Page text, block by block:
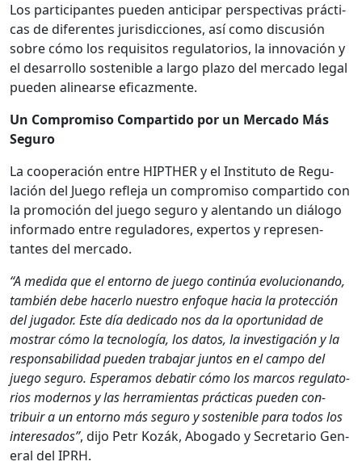
Los par­tic­i­pantes pueden antic­i­par per­spec­ti­vas prác­ti­
cas de difer­entes juris­dic­ciones, así como dis­cusión
sobre cómo los req­ui­si­tos reg­u­la­to­rios, la inno­vación y
el desar­rol­lo sostenible a largo pla­zo del mer­ca­do legal
pueden alin­earse efi­caz­mente.
Un Com­pro­miso Com­par­tido por un Mer­ca­do Más
Seguro
La coop­eración entre HIPTHER y el Insti­tu­to de Reg­u­
lación del Juego refle­ja un com­pro­miso com­par­tido con
la pro­mo­ción del juego seguro y alen­tan­do un diál­o­go
infor­ma­do entre reg­u­ladores, exper­tos y rep­re­sen­
tantes del mer­ca­do.
“A medi­da que el entorno de juego con­tinúa evolu­cio­nan­do,
tam­bién debe hac­er­lo nue­stro enfoque hacia la pro­tec­ción
del jugador. Este día ded­i­ca­do nos da la opor­tu­nidad de
mostrar cómo la tec­nología, los datos, la inves­ti­gación y la
respon­s­abil­i­dad pueden tra­ba­jar jun­tos en el cam­po del
juego seguro. Esper­amos debatir cómo los mar­cos reg­u­la­to­
rios mod­er­nos y las her­ramien­tas prác­ti­cas pueden con­
tribuir a un entorno más seguro y sostenible para todos los
intere­sa­dos”, dijo Petr Kozák, Abo­ga­do y Sec­re­tario Gen­
er­al del IPRH.